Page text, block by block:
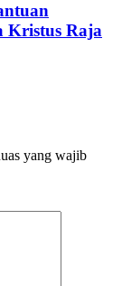
Kristus Raja
yang wajib